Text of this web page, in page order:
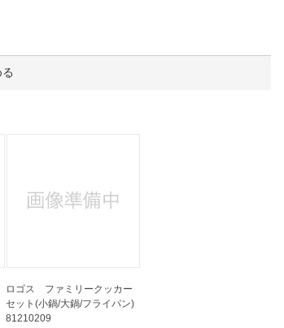
ロゴス ファミリークッカー
セット(小鍋/大鍋/フライパン)
81210209